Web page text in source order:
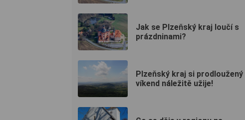
Jak se Plzeňský kraj loučí s
prázdninami?
Plzeňský kraj si prodloužený
víkend náležitě užije!